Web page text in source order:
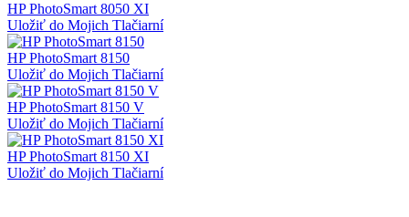
HP PhotoSmart 8050 XI
Uložiť do Mojich Tlačiarní
HP PhotoSmart 8150
Uložiť do Mojich Tlačiarní
HP PhotoSmart 8150 V
Uložiť do Mojich Tlačiarní
HP PhotoSmart 8150 XI
Uložiť do Mojich Tlačiarní